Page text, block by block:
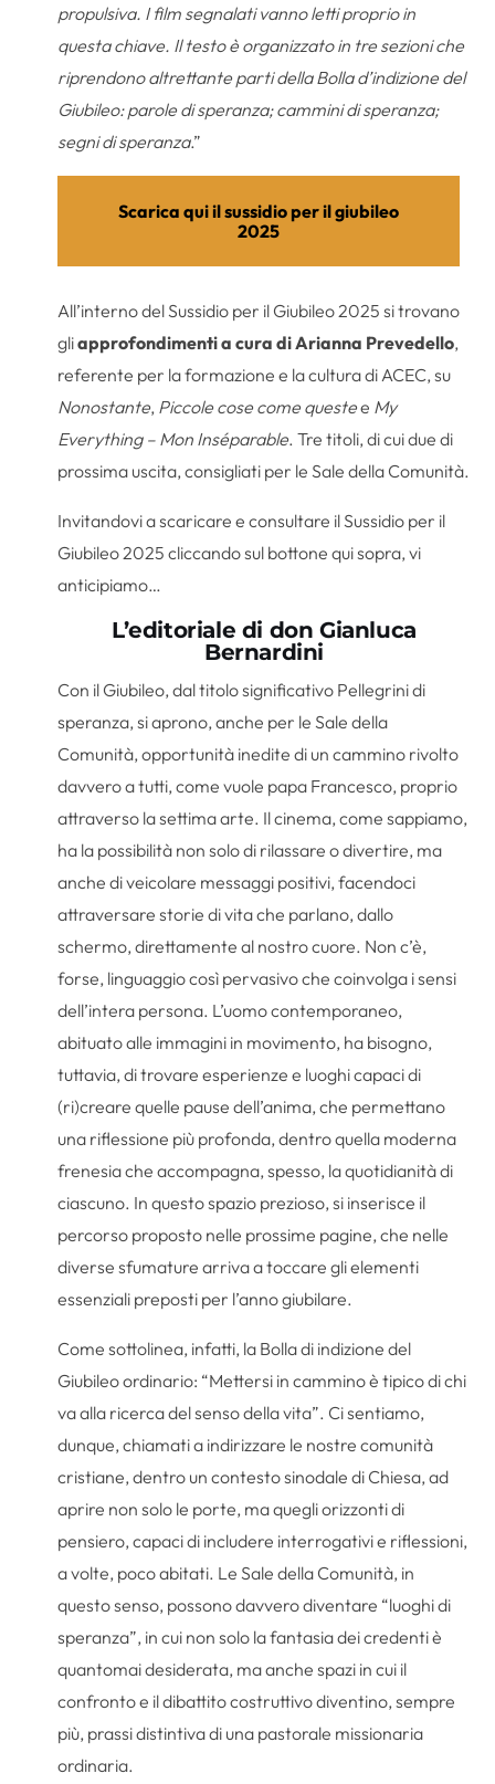
propulsiva. I film segnalati vanno letti proprio in
questa chiave. Il testo è organizzato in tre sezioni che
riprendono altrettante parti della Bolla d’indizione del
Giubileo: parole di speranza; cammini di speranza;
segni di speranza.”
Scarica qui il sussidio per il giubileo
2025
All’interno del Sussidio per il Giubileo 2025 si trovano
gliapprofondimenti a cura di Arianna Prevedello,
referente per la formazione e la cultura di ACEC, su
Nonostante, Piccole cose come questee My
Everything – Mon Inséparable. Tre titoli, di cui due di
prossima uscita, consigliati per le Sale della Comunità.
Invitandovi a scaricare e consultare il Sussidio per il
Giubileo 2025 cliccando sul bottone qui sopra, vi
anticipiamo…
L’editoriale di don Gianluca
Bernardini
Con il Giubileo, dal titolo significativo Pellegrini di
speranza, si aprono, anche per le Sale della
Comunità, opportunità inedite di un cammino rivolto
davvero a tutti, come vuole papa Francesco, proprio
attraverso la settima arte. Il cinema, come sappiamo,
ha la possibilità non solo di rilassare o divertire, ma
anche di veicolare messaggi positivi, facendoci
attraversare storie di vita che parlano, dallo
schermo, direttamente al nostro cuore. Non c’è,
forse, linguaggio così pervasivo che coinvolga i sensi
dell’intera persona. L’uomo contemporaneo,
abituato alle immagini in movimento, ha bisogno,
tuttavia, di trovare esperienze e luoghi capaci di
(ri)creare quelle pause dell’anima, che permettano
una riflessione più profonda, dentro quella moderna
frenesia che accompagna, spesso, la quotidianità di
ciascuno. In questo spazio prezioso, si inserisce il
percorso proposto nelle prossime pagine, che nelle
diverse sfumature arriva a toccare gli elementi
essenziali preposti per l’anno giubilare.
Come sottolinea, infatti, la Bolla di indizione del
Giubileo ordinario: “Mettersi in cammino è tipico di chi
va alla ricerca del senso della vita”. Ci sentiamo,
dunque, chiamati a indirizzare le nostre comunità
cristiane, dentro un contesto sinodale di Chiesa, ad
aprire non solo le porte, ma quegli orizzonti di
pensiero, capaci di includere interrogativi e riflessioni,
a volte, poco abitati. Le Sale della Comunità, in
questo senso, possono davvero diventare “luoghi di
speranza”, in cui non solo la fantasia dei credenti è
quantomai desiderata, ma anche spazi in cui il
confronto e il dibattito costruttivo diventino, sempre
più, prassi distintiva di una pastorale missionaria
ordinaria.